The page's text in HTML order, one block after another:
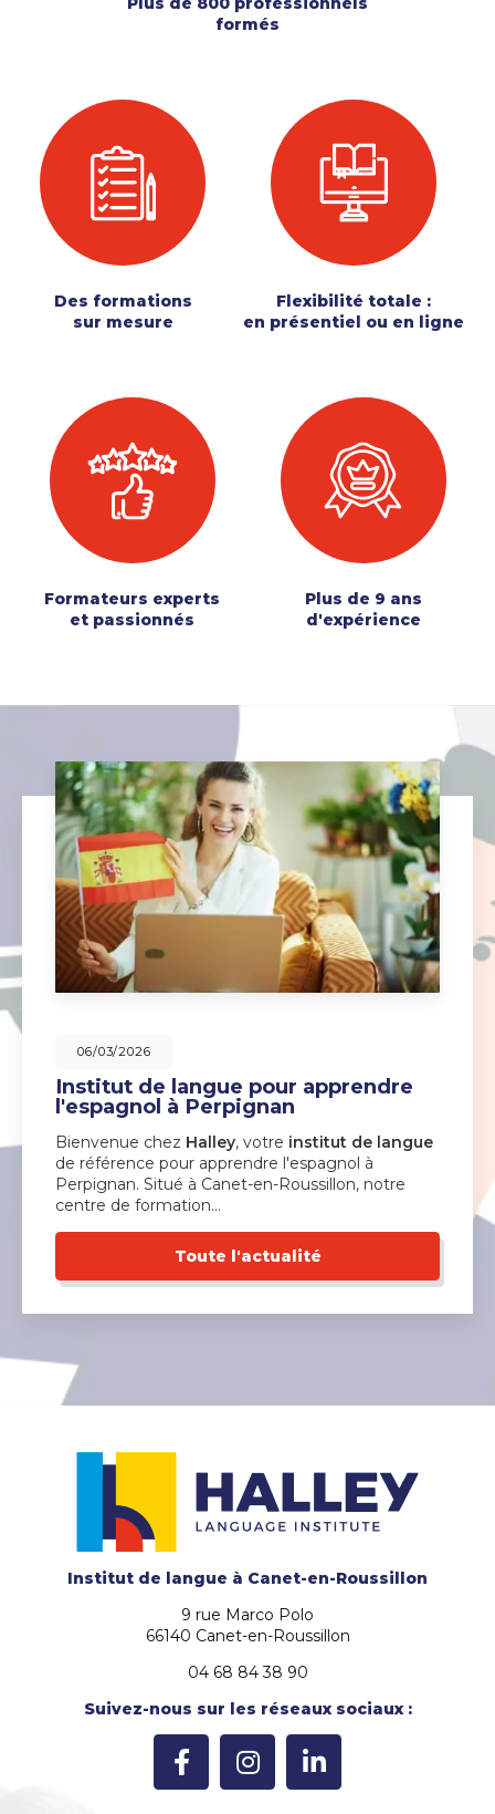
formés
Des formations
sur mesure
Flexibilité totale :
en présentiel ou en ligne
Formateurs experts
et passionnés
Plus de 9 ans
d'expérience
06/03/2026
Institut de langue pour apprendre
l'espagnol à Perpignan
Bienvenue chez Halley, votre institut de langue
de référence pour apprendre l'espagnol à
Perpignan. Situé à Canet-en-Roussillon, notre
centre de formation…
Toute l'actualité
Institut de langue à Canet-en-Roussillon
9 rue Marco Polo
66140 Canet-en-Roussillon
04 68 84 38 90
Suivez-nous sur les réseaux sociaux :